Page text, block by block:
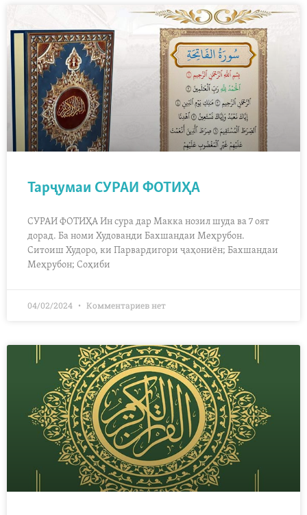
Тарҷумаи СУРАИ ФОТИҲА
СУРАИ ФОТИҲА Ин сура дар Макка нозил шуда ва 7 оят
дорад. Ба номи Худованди Бахшандаи Меҳрубон.
Ситоиш Худоро, ки Парвардигори ҷаҳониён; Бахшандаи
Меҳрубон; Соҳиби
04/02/2024 Комментариев нет